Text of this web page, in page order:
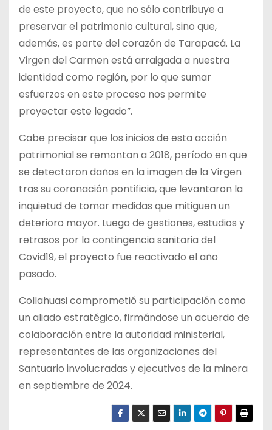
de este proyecto, que no sólo contribuye a
preservar el patrimonio cultural, sino que,
además, es parte del corazón de Tarapacá. La
Virgen del Carmen está arraigada a nuestra
identidad como región, por lo que sumar
esfuerzos en este proceso nos permite
proyectar este legado”.
Cabe precisar que los inicios de esta acción
patrimonial se remontan a 2018, período en que
se detectaron daños en la imagen de la Virgen
tras su coronación pontificia, que levantaron la
inquietud de tomar medidas que mitiguen un
deterioro mayor. Luego de gestiones, estudios y
retrasos por la contingencia sanitaria del
Covid19, el proyecto fue reactivado el año
pasado.
Collahuasi comprometió su participación como
un aliado estratégico, firmándose un acuerdo de
colaboración entre la autoridad ministerial,
representantes de las organizaciones del
Santuario involucradas y ejecutivos de la minera
en septiembre de 2024.